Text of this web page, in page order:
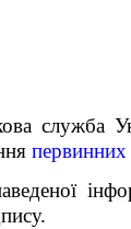
служба
первинних